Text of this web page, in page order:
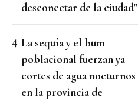
desconectar de la ciudad"
La sequía y el bum
poblacional fuerzan ya
cortes de agua nocturnos
en la provincia de